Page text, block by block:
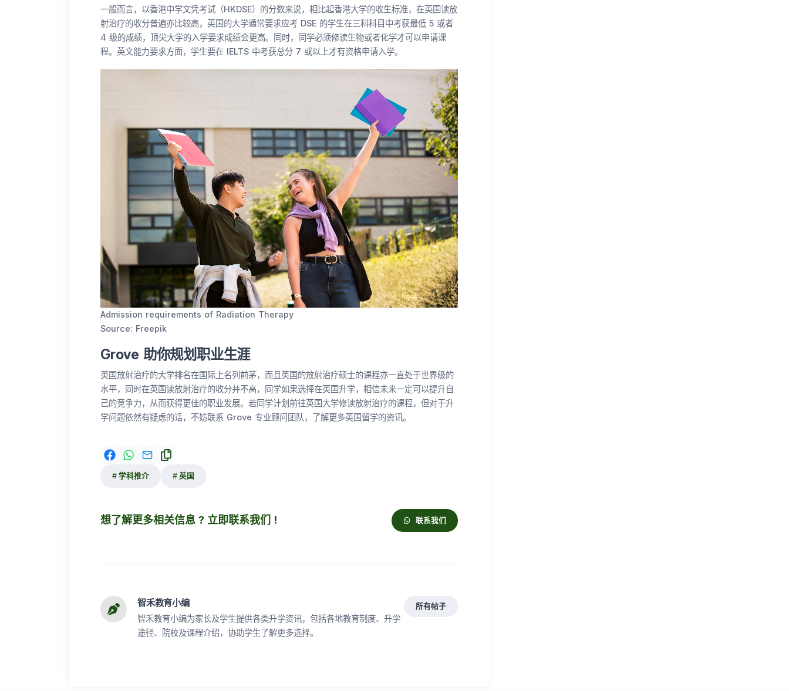
一般而言，以香港中学文凭考试（HKDSE）的分数来说，相比起香港大学的收生标准，在英国读放
射治疗的收分普遍亦比较高，英国的大学通常要求应考 DSE 的学生在三科科目中考获最低 5 或者
4 级的成绩，顶尖大学的入学要求成绩会更高。同时，同学必须修读生物或者化学才可以申请课
程。英文能力要求方面，学生要在 IELTS 中考获总分 7 或以上才有资格申请入学。
Admission requirements of Radiation Therapy
Source: Freepik
Grove 助你规划职业生涯
英国放射治疗的大学排名在国际上名列前茅，而且英国的放射治疗硕士的课程亦一直处于世界级的
水平，同时在英国读放射治疗的收分并不高，同学如果选择在英国升学，相信未来一定可以提升自
己的竞争力，从而获得更佳的职业发展。若同学计划前往英国大学修读放射治疗的课程，但对于升
学问题依然有疑虑的话，不妨联系 Grove 专业顾问团队，了解更多英国留学的资讯。
学科推介 英国
想了解更多相关信息 ? 立即联系我们 ! 联系我们
智禾教育小编
智禾教育小编为家长及学生提供各类升学资讯，包括各地教育制度、升学
途径、院校及课程介绍，协助学生了解更多选择。
所有帖子